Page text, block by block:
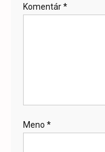
Komentár*
Meno *